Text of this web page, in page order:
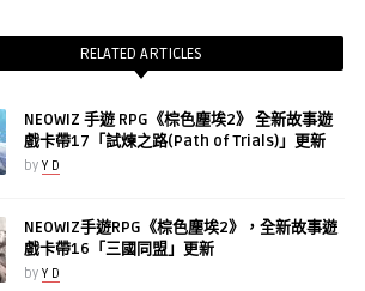
RELATED ARTICLES
NEOWIZ 手遊 RPG《棕色塵埃2》 全新故事遊
戲卡帶17「試煉之路(Path of Trials)」更新
by Y D
NEOWIZ手遊RPG《棕色塵埃2》，全新故事遊
戲卡帶16「三國同盟」更新
by Y D